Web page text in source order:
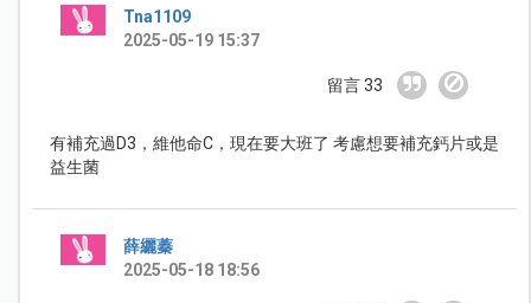
Tna1109
2025-05-19 15:37
留言 33
有補充過D3，維他命C，現在要大班了 考慮想要補充鈣片或是
益生菌
薛纚蓁
2025-05-18 18:56